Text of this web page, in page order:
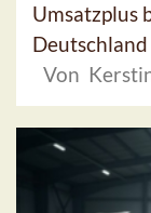
Umsatzplus
Von